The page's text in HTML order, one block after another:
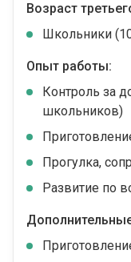
Возраст
Школьники
Опыт работы:
Контроль за
школьников)
Прогулка,
Развитие по